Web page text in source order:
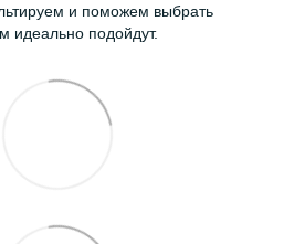
и поможем выбрать
идеально подойдут.